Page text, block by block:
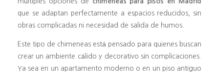
que se adaptan perfectamente a espacios reducidos, sin
obras complicadas ni necesidad de salida de humos.
Este tipo de chimeneas está pensado para quienes buscan
crear un ambiente cálido y decorativo sin complicaciones.
Ya sea en un apartamento moderno o en un piso antiguo